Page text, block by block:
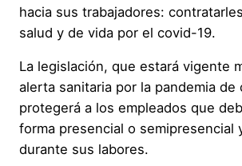
hacia sus trabajadores:
salud y de vida por el covid-19.
La legislación, que estará vigente
alerta sanitaria por la pandemia de
protegerá a los empleados que
forma presencial o semipresencial
durante sus labores.